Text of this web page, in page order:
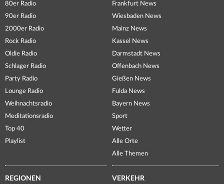
80er Radio
90er Radio
2000er Radio
Rock Radio
Oldie Radio
Schlager Radio
Party Radio
Lounge Radio
Weihnachtsradio
Meditationsradio
Top 40
Playlist
Frankfurt News
Wiesbaden News
Mainz News
Kassel News
Darmstadt News
Offenbach News
Gießen News
Fulda News
Bayern News
Sport
Wetter
Alle Orte
Alle Themen
REGIONEN VERKEHR